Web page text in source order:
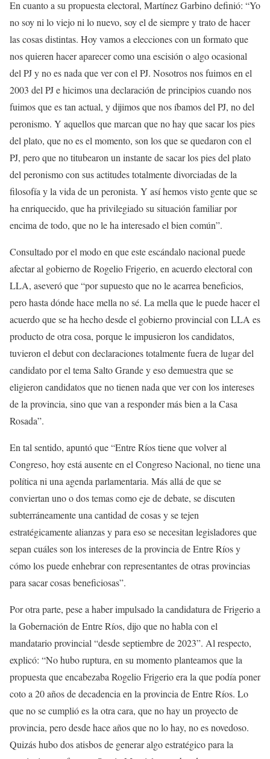
En cuanto a su propuesta electoral, Martínez Garbino definió: “Yo
no soy ni lo viejo ni lo nuevo, soy el de siempre y trato de hacer
las cosas distintas. Hoy vamos a elecciones con un formato que
nos quieren hacer aparecer como una escisión o algo ocasional
del PJ y no es nada que ver con el PJ. Nosotros nos fuimos en el
2003 del PJ e hicimos una declaración de principios cuando nos
fuimos que es tan actual, y dijimos que nos íbamos del PJ, no del
peronismo. Y aquellos que marcan que no hay que sacar los pies
del plato, que no es el momento, son los que se quedaron con el
PJ, pero que no titubearon un instante de sacar los pies del plato
del peronismo con sus actitudes totalmente divorciadas de la
filosofía y la vida de un peronista. Y así hemos visto gente que se
ha enriquecido, que ha privilegiado su situación familiar por
encima de todo, que no le ha interesado el bien común”.
Consultado por el modo en que este escándalo nacional puede
afectar al gobierno de Rogelio Frigerio, en acuerdo electoral con
LLA, aseveró que “por supuesto que no le acarrea beneficios,
pero hasta dónde hace mella no sé. La mella que le puede hacer el
acuerdo que se ha hecho desde el gobierno provincial con LLA es
producto de otra cosa, porque le impusieron los candidatos,
tuvieron el debut con declaraciones totalmente fuera de lugar del
candidato por el tema Salto Grande y eso demuestra que se
eligieron candidatos que no tienen nada que ver con los intereses
de la provincia, sino que van a responder más bien a la Casa
Rosada”.
En tal sentido, apuntó que “Entre Ríos tiene que volver al
Congreso, hoy está ausente en el Congreso Nacional, no tiene una
política ni una agenda parlamentaria. Más allá de que se
conviertan uno o dos temas como eje de debate, se discuten
subterráneamente una cantidad de cosas y se tejen
estratégicamente alianzas y para eso se necesitan legisladores que
sepan cuáles son los intereses de la provincia de Entre Ríos y
cómo los puede enhebrar con representantes de otras provincias
para sacar cosas beneficiosas”.
Por otra parte, pese a haber impulsado la candidatura de Frigerio a
la Gobernación de Entre Ríos, dijo que no habla con el
mandatario provincial “desde septiembre de 2023”. Al respecto,
explicó: “No hubo ruptura, en su momento planteamos que la
propuesta que encabezaba Rogelio Frigerio era la que podía poner
coto a 20 años de decadencia en la provincia de Entre Ríos. Lo
que no se cumplió es la otra cara, que no hay un proyecto de
provincia, pero desde hace años que no lo hay, no es novedoso.
Quizás hubo dos atisbos de generar algo estratégico para la